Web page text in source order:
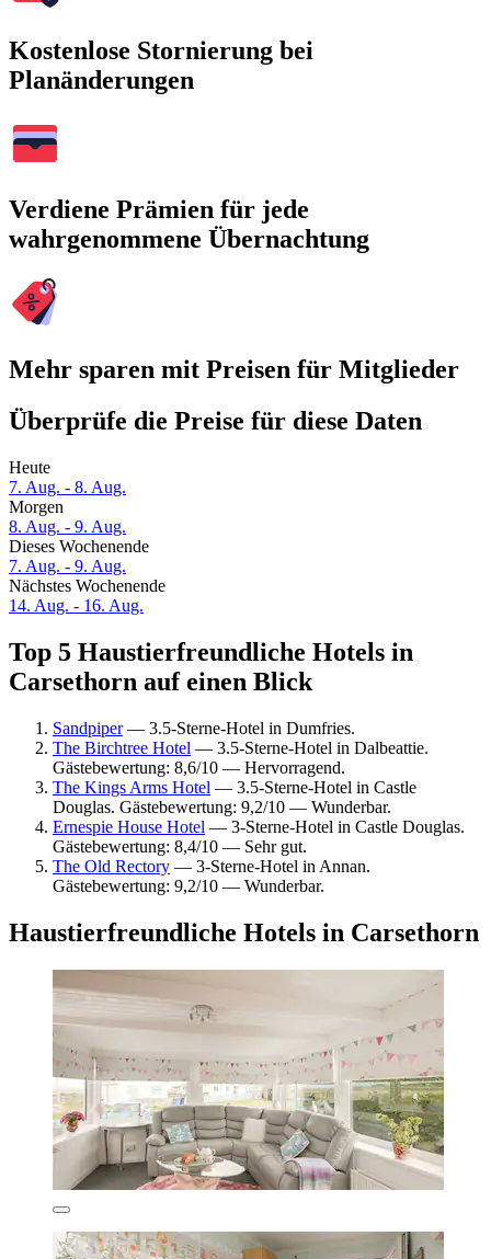
Kostenlose Stornierung bei
Planänderungen
Verdiene Prämien für jede
wahrgenommene Übernachtung
Mehr sparen mit Preisen für Mitglieder
Überprüfe die Preise für diese Daten
Heute
7. Aug. - 8. Aug.
Morgen
8. Aug. - 9. Aug.
Dieses Wochenende
7. Aug. - 9. Aug.
Nächstes Wochenende
14. Aug. - 16. Aug.
Top 5 Haustierfreundliche Hotels in
Carsethorn auf einen Blick
Sandpiper— 3.5-Sterne-Hotel in Dumfries.
The Birchtree Hotel — 3.5-Sterne-Hotel in Dalbeattie.
Gästebewertung: 8,6/10 — Hervorragend.
The Kings Arms Hotel — 3.5-Sterne-Hotel in Castle
Douglas. Gästebewertung: 9,2/10 — Wunderbar.
Ernespie House Hotel — 3-Sterne-Hotel in Castle Douglas.
Gästebewertung: 8,4/10 — Sehr gut.
The Old Rectory — 3-Sterne-Hotel in Annan.
Gästebewertung: 9,2/10 — Wunderbar.
Haustierfreundliche Hotels in Carsethorn